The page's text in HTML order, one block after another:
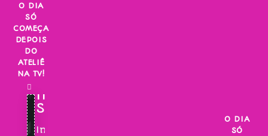
Skip
content
O DIA
SÓ
COMEÇA
DEPOIS
DO
ATELIÊ
NA TV!
INSCREVA-
SE!
Inscreva-
O DIA
SÓ